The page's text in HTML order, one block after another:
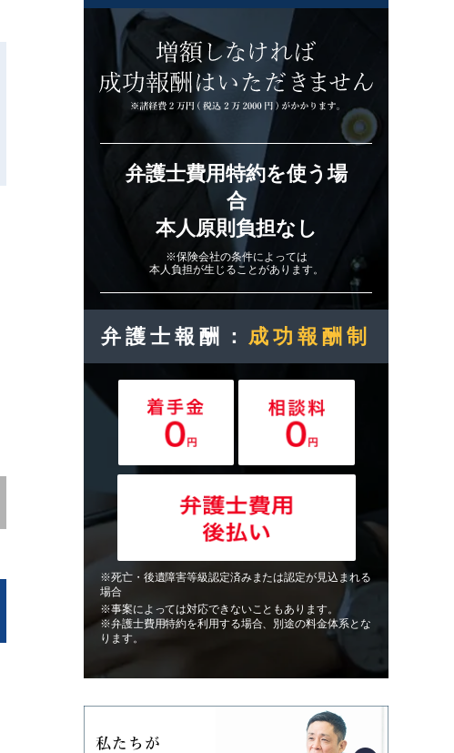
弁護士費用特約を使う場
合
本人原則負担なし
※保険会社の条件によっては
本人負担が生じることがあります。
弁護士報酬： 成功報酬制
※死亡・後遺障害等級認定済みまたは認定が見込まれる
場合
※事案によっては対応できないこともあります。
※弁護士費用特約を利用する場合、別途の料金体系とな
ります。